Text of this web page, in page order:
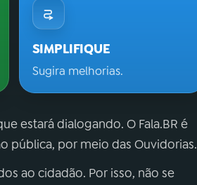
SIMPLIFIQUE
Sugira melhorias.
estará dialogando. O Fala.BR é
pública, por meio das Ouvidorias.
ao cidadão. Por isso, não se